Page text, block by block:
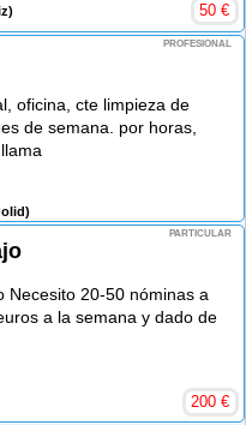
50 €
PROFESIONAL
oficina, cte limpieza de
de semana. por horas,
PARTICULAR
Necesito 20-50 nóminas a
a la semana y dado de
200 €